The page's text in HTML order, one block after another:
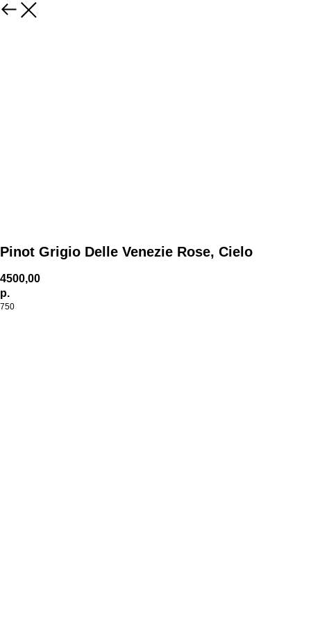
Pinot Grigio Delle Venezie Rose, Cielo
4500,00
р.
750